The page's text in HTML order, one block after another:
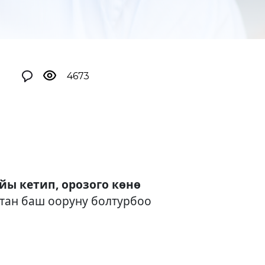
4673
кетип, орозого көнө
баш ооруну болтурбоо